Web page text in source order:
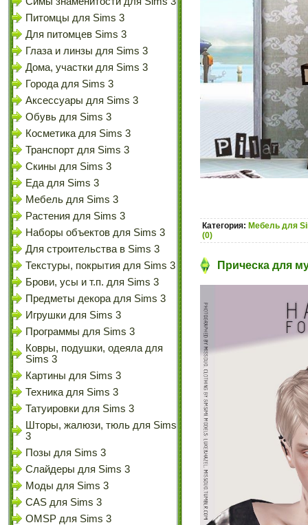
Питомцы для Sims 3
Для питомцев Sims 3
Глаза и линзы для Sims 3
Дома, участки для Sims 3
Города для Sims 3
Аксессуары для Sims 3
Обувь для Sims 3
Косметика для Sims 3
Транспорт для Sims 3
Скины для Sims 3
Еда для Sims 3
Мебель для Sims 3
Растения для Sims 3
Наборы объектов для Sims 3
Для строительства в Sims 3
Текстуры, покрытия для Sims 3
Брови, усы и т.п. для Sims 3
Предметы декора для Sims 3
Игрушки для Sims 3
Программы для Sims 3
Ковры, подушки, одеяла для
Sims 3
Картины для Sims 3
Техника для Sims 3
Татуировки для Sims 3
Шторы, жалюзи, тюль для Sims
3
Позы для Sims 3
Слайдеры для Sims 3
Моды для Sims 3
CAS для Sims 3
OMSP для Sims 3
Категория: Мебель для
(0)
Прическа для